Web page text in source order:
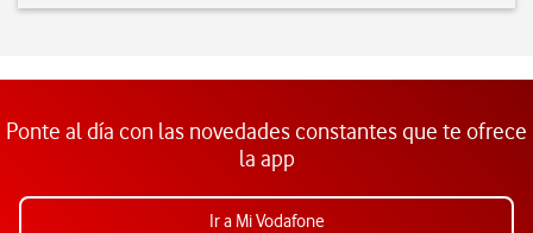
Ponte al día con las novedades constantes que te ofrece
la app
Ir a Mi Vodafone